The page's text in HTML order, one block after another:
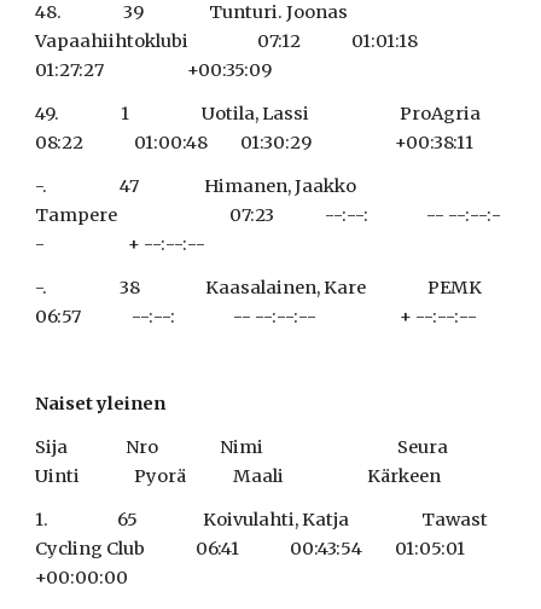
48.                 39                  Tunturi. Joonas
Vapaahiihtoklubi                   07:12              01:01:18
01:27:27                       +00:35:09
49.                 1                    Uotila, Lassi                         ProAgria
08:22              01:00:48         01:30:29                       +00:38:11
-.                    47                  Himanen, Jaakko
Tampere                               07:23              --:--:                -- --:--:-
-                       + --:--:--
-.                    38                  Kaasalainen, Kare                 PEMK
06:57              --:--:                -- --:--:--                       + --:--:--
Naiset yleinen
Sija                Nro                 Nimi                                     Seura
Uinti               Pyorä             Maali                       Kärkeen
1.                   65                  Koivulahti, Katja                    Tawast
Cycling Club              06:41              00:43:54         01:05:01
+00:00:00